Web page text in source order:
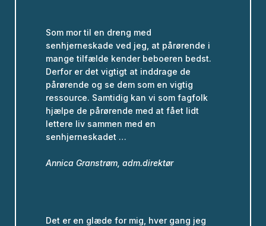
Som mor til en dreng med
senhjerneskade ved jeg, at pårørende i
mange tilfælde kender beboeren bedst.
Derfor er det vigtigt at inddrage de
pårørende og se dem som en vigtig
ressource. Samtidig kan vi som fagfolk
hjælpe de pårørende med at fået lidt
lettere liv sammen med en
senhjerneskadet …
Annica Granstrøm, adm.direktør
Det er en glæde for mig, hver gang jeg